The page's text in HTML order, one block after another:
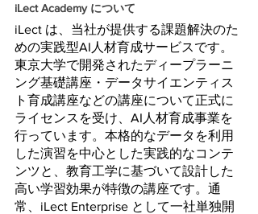
iLect Academy について
iLect は、当社が提供する課題解決のた
めの実践型AI人材育成サービスです。
東京大学で開発されたディープラーニ
ング基礎講座・データサイエンティス
ト育成講座などの講座について正式に
ライセンスを受け、AI人材育成事業を
行っています。本格的なデータを利用
した演習を中心とした実践的なコンテ
ンツと、教育工学に基づいて設計した
高い学習効果が特徴の講座です。通
常、iLect Enterprise として一社単独開